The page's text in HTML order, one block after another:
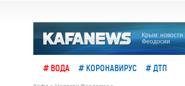
Крым: новости
Феодосии
# ВОДА # КОРОНАВИРУС # ДТП